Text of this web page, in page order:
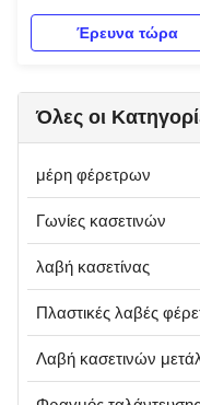
Overview Metal Casket is
coffin made from high-
strength metal materials,
advantages over traditional
wooden caskets in both
Production Process ...
Έρευνα τώρα
Όλες οι
μέρη φέρετρων
Γωνίες κασετινών
λαβή κασετίνας
Πλαστικές λαβές
Λαβή κασετινών